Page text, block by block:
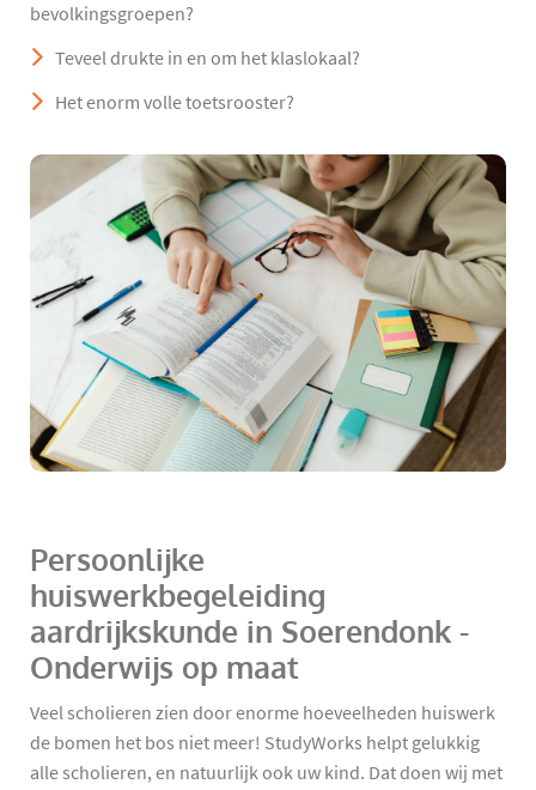
bevolkingsgroepen?
Teveel drukte in en om het klaslokaal?
Het enorm volle toetsrooster?
Persoonlijke
huiswerkbegeleiding
aardrijkskunde in Soerendonk -
Onderwijs op maat
Veel scholieren zien door enorme hoeveelheden huiswerk
de bomen het bos niet meer! StudyWorks helpt gelukkig
alle scholieren, en natuurlijk ook uw kind. Dat doen wij met